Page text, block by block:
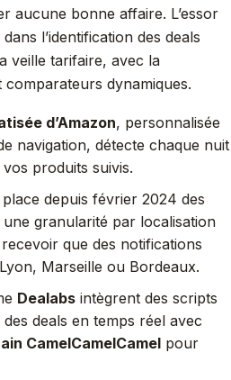
aucune bonne affaire. L’essor
l’identification des deals
veille tarifaire, avec la
dynamiques.
d’Amazon, personnalisée
navigation, détecte chaque nuit
produits suivis.
depuis février 2024 des
granularité par localisation
que des notifications
Marseille ou Bordeaux.
Dealabs intègrent des scripts
deals en temps réel avec
CamelCamelCamel pour